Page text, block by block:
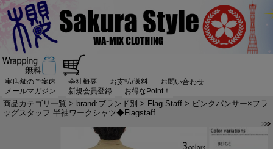
実店舗のご案内 会社概要 お支払/送料
お問い合わせ
メールマガジン
新規会員登録 お得なPoint！
商品カテゴリ一覧 > brand:ブランド別 > Flag Staff > ピンクパンサー×フラ
ッグスタッフ 半袖ワークシャツ◆Flagstaff